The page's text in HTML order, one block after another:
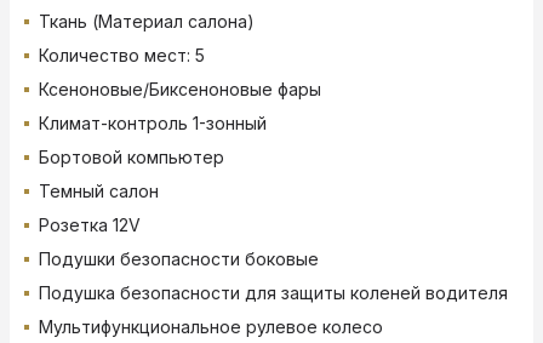
Ткань (Материал салона)
Количество мест: 5
Ксеноновые/Биксеноновые фары
Климат-контроль 1-зонный
Бортовой компьютер
Темный салон
Розетка 12V
Подушки безопасности боковые
Подушка безопасности для защиты коленей водителя
Мультифункциональное рулевое колесо